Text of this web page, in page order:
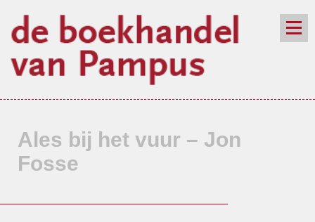
Ales bij het vuur – Jon
Fosse